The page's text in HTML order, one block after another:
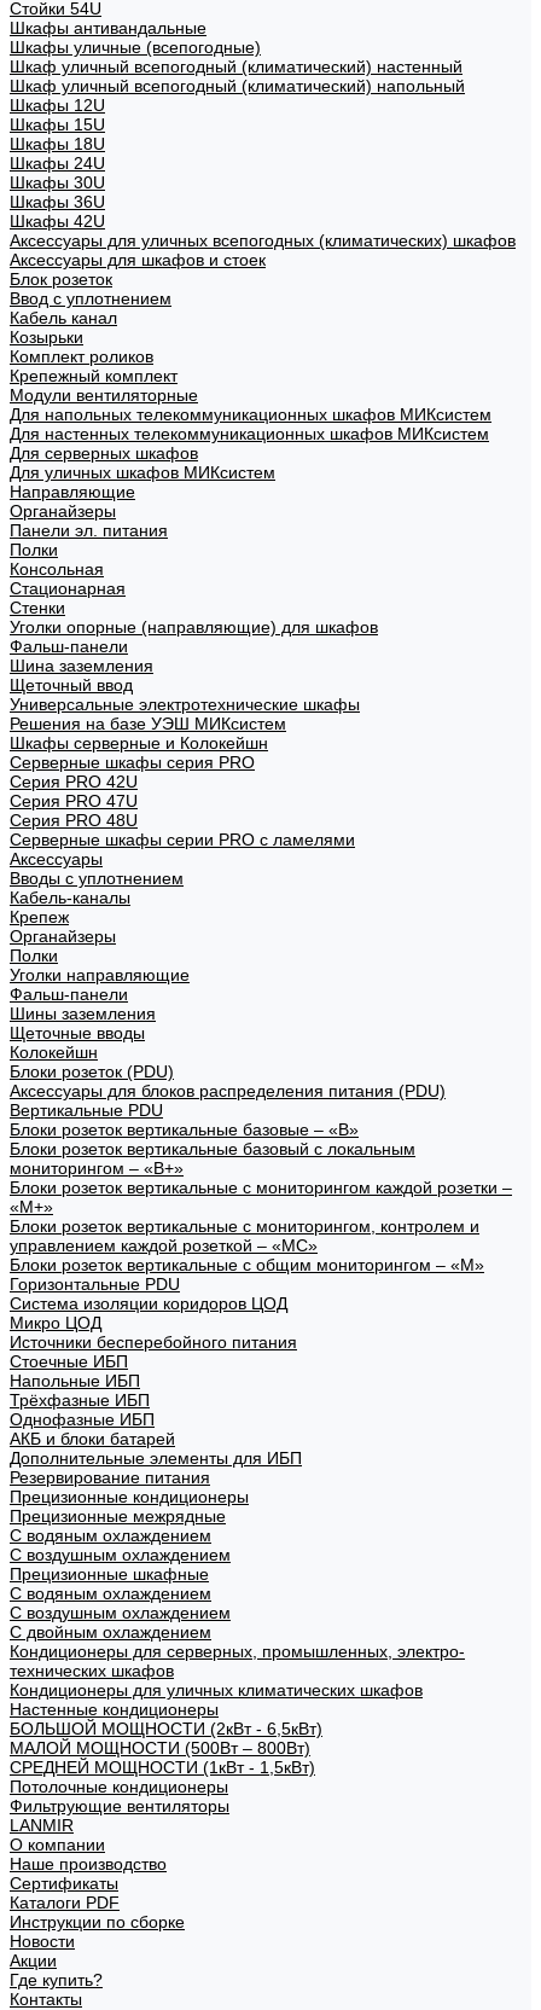
Стойки 54U
Шкафы антивандальные
Шкафы уличные (всепогодные)
Шкаф уличный всепогодный (климатический) настенный
Шкаф уличный всепогодный (климатический) напольный
Шкафы 12U
Шкафы 15U
Шкафы 18U
Шкафы 24U
Шкафы 30U
Шкафы 36U
Шкафы 42U
Аксессуары для уличных всепогодных (климатических) шкафов
Аксессуары для шкафов и стоек
Блок розеток
Ввод с уплотнением
Кабель канал
Козырьки
Комплект роликов
Крепежный комплект
Модули вентиляторные
Для напольных телекоммуникационных шкафов МИКсистем
Для настенных телекоммуникационных шкафов МИКсистем
Для серверных шкафов
Для уличных шкафов МИКсистем
Направляющие
Органайзеры
Панели эл. питания
Полки
Консольная
Стационарная
Стенки
Уголки опорные (направляющие) для шкафов
Фальш-панели
Шина заземления
Щеточный ввод
Универсальные электротехнические шкафы
Решения на базе УЭШ МИКсистем
Шкафы серверные и Колокейшн
Серверные шкафы серия PRO
Серия PRO 42U
Серия PRO 47U
Серия PRO 48U
Серверные шкафы серии PRO с ламелями
Аксессуары
Вводы с уплотнением
Кабель-каналы
Крепеж
Органайзеры
Полки
Уголки направляющие
Фальш-панели
Шины заземления
Щеточные вводы
Колокейшн
Блоки розеток (PDU)
Аксессуары для блоков распределения питания (PDU)
Вертикальные PDU
Блоки розеток вертикальные базовые – «В»
Блоки розеток вертикальные базовый с локальным
мониторингом – «В+»
Блоки розеток вертикальные с мониторингом каждой розетки –
«М+»
Блоки розеток вертикальные с мониторингом, контролем и
управлением каждой розеткой – «МС»
Блоки розеток вертикальные с общим мониторингом – «М»
Горизонтальные PDU
Система изоляции коридоров ЦОД
Микро ЦОД
Источники бесперебойного питания
Стоечные ИБП
Напольные ИБП
Трёхфазные ИБП
Однофазные ИБП
АКБ и блоки батарей
Дополнительные элементы для ИБП
Резервирование питания
Прецизионные кондиционеры
Прецизионные межрядные
С водяным охлаждением
С воздушным охлаждением
Прецизионные шкафные
С водяным охлаждением
С воздушным охлаждением
С двойным охлаждением
Кондиционеры для серверных, промышленных, электро-
технических шкафов
Кондиционеры для уличных климатических шкафов
Настенные кондиционеры
БОЛЬШОЙ МОЩНОСТИ (2кВт - 6,5кВт)
МАЛОЙ МОЩНОСТИ (500Вт – 800Вт)
СРЕДНЕЙ МОЩНОСТИ (1кВт - 1,5кВт)
Потолочные кондиционеры
Фильтрующие вентиляторы
LANMIR
О компании
Наше производство
Сертификаты
Каталоги PDF
Инструкции по сборке
Новости
Акции
Где купить?
Контакты